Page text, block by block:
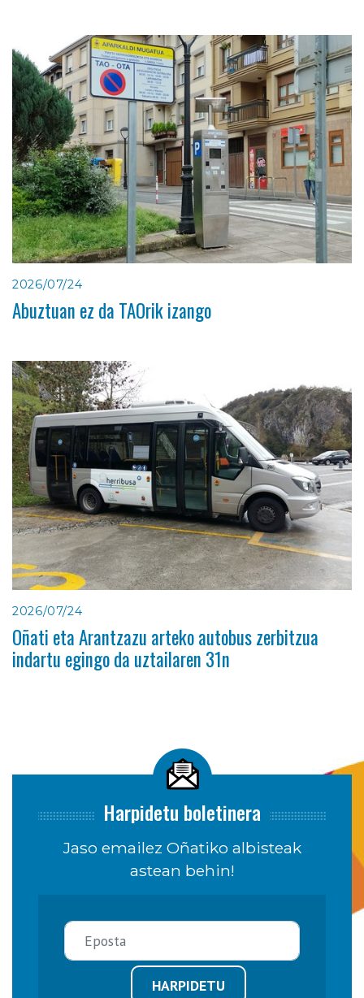
2026/07/24
Abuztuan ez da TAOrik izango
2026/07/24
Oñati eta Arantzazu arteko autobus zerbitzua
indartu egingo da uztailaren 31n
Harpidetu boletinera
Jaso emailez Oñatiko albisteak
astean behin!
HARPIDETU